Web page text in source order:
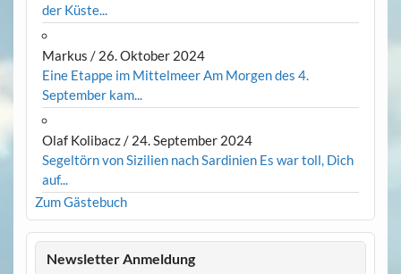
der Küste...
Markus / 26. Oktober 2024
Eine Etappe im Mittelmeer Am Morgen des 4.
September kam...
Olaf Kolibacz/ 24. September 2024
Segeltörn von Sizilien nach Sardinien Es war toll, Dich
auf...
Zum Gästebuch
Newsletter Anmeldung